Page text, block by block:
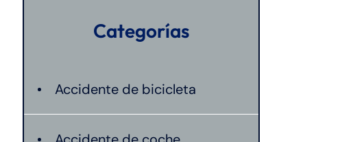
Categorías
Accidente de bicicleta